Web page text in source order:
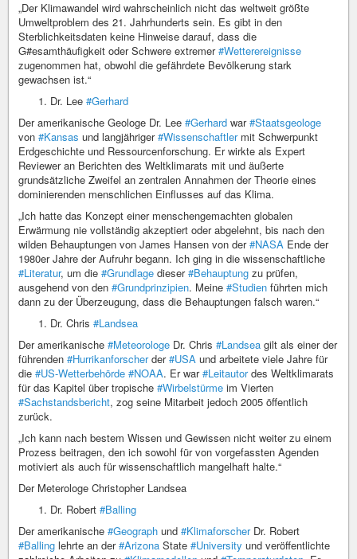
„Der Klimawandel wird wahrscheinlich nicht das weltweit größte
Umweltproblem des 21. Jahrhunderts sein. Es gibt in den
Sterblichkeitsdaten keine Hinweise darauf, dass die
G#esamthäufigkeit oder Schwere extremer#Wetterereignisse
zugenommen hat, obwohl die gefährdete Bevölkerung stark
gewachsen ist.“
Dr. Lee #Gerhard
Der amerikanische Geologe Dr. Lee #Gerhard war#Staatsgeologe
von #Kansas und langjähriger#Wissenschaftlermit Schwerpunkt
Erdgeschichte und Ressourcenforschung. Er wirkte als Expert
Reviewer an Berichten des Weltklimarats mit und äußerte
grundsätzliche Zweifel an zentralen Annahmen der Theorie eines
dominierenden menschlichen Einflusses auf das Klima.
„Ich hatte das Konzept einer menschengemachten globalen
Erwärmung nie vollständig akzeptiert oder abgelehnt, bis nach den
wilden Behauptungen von James Hansen von der#NASA Ende der
1980er Jahre der Aufruhr begann. Ich ging in die wissenschaftliche
#Literatur, um die #Grundlage dieser#Behauptung zu prüfen,
ausgehend von den #Grundprinzipien. Meine #Studien führten mich
dann zu der Überzeugung, dass die Behauptungen falsch waren.“
Dr. Chris #Landsea
Der amerikanische #Meteorologe Dr. Chris #Landsea gilt als einer der
führenden #Hurrikanforscherder#USA und arbeitete viele Jahre für
die #US-Wetterbehörde #NOAA. Er war#Leitautordes Weltklimarats
für das Kapitel über tropische #Wirbelstürme im Vierten
#Sachstandsbericht, zog seine Mitarbeit jedoch 2005 öffentlich
zurück.
„Ich kann nach bestem Wissen und Gewissen nicht weiter zu einem
Prozess beitragen, den ich sowohl für von vorgefassten Agenden
motiviert als auch für wissenschaftlich mangelhaft halte.“
Der Meterologe Christopher Landsea
Dr. Robert #Balling
Der amerikanische #Geograph und #KlimaforscherDr. Robert
#Balling lehrte an der#Arizona State #University und veröffentlichte